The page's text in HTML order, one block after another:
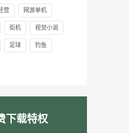
营 网游单机
街机 视觉小说
足球 钓鱼
下载特权